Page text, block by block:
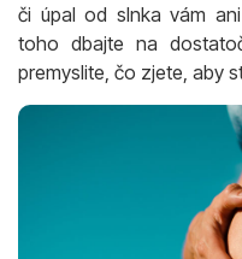
či úpal od slnka vám
toho dbajte na
premyslite, čo zjete, aby